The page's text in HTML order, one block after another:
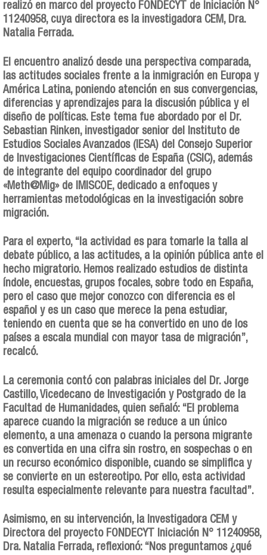
realizó en marco del proyecto FONDECYT de Iniciación N°
11240958, cuya directora es la investigadora CEM, Dra.
Natalia Ferrada.
El encuentro analizó desde una perspectiva comparada,
las actitudes sociales frente a la inmigración en Europa y
América Latina, poniendo atención en sus convergencias,
diferencias y aprendizajes para la discusión pública y el
diseño de políticas. Este tema fue abordado por el Dr.
Sebastian Rinken, investigador senior del Instituto de
Estudios Sociales Avanzados (IESA) del Consejo Superior
de Investigaciones Científicas de España (CSIC), además
de integrante del equipo coordinador del grupo
«Meth@Mig» de IMISCOE, dedicado a enfoques y
herramientas metodológicas en la investigación sobre
migración.
Para el experto, “la actividad es para tomarle la talla al
debate público, a las actitudes, a la opinión pública ante el
hecho migratorio. Hemos realizado estudios de distinta
índole, encuestas, grupos focales, sobre todo en España,
pero el caso que mejor conozco con diferencia es el
español y es un caso que merece la pena estudiar,
teniendo en cuenta que se ha convertido en uno de los
países a escala mundial con mayor tasa de migración”,
recalcó.
La ceremonia contó con palabras iniciales del Dr. Jorge
Castillo, Vicedecano de Investigación y Postgrado de la
Facultad de Humanidades, quien señaló: “El problema
aparece cuando la migración se reduce a un único
elemento, a una amenaza o cuando la persona migrante
es convertida en una cifra sin rostro, en sospechas o en
un recurso económico disponible, cuando se simplifica y
se convierte en un estereotipo. Por ello, esta actividad
resulta especialmente relevante para nuestra facultad”.
Asimismo, en su intervención, la Investigadora CEM y
Directora del proyecto FONDECYT Iniciación N° 11240958,
Dra. Natalia Ferrada, reflexionó: “Nos preguntamos ¿qué